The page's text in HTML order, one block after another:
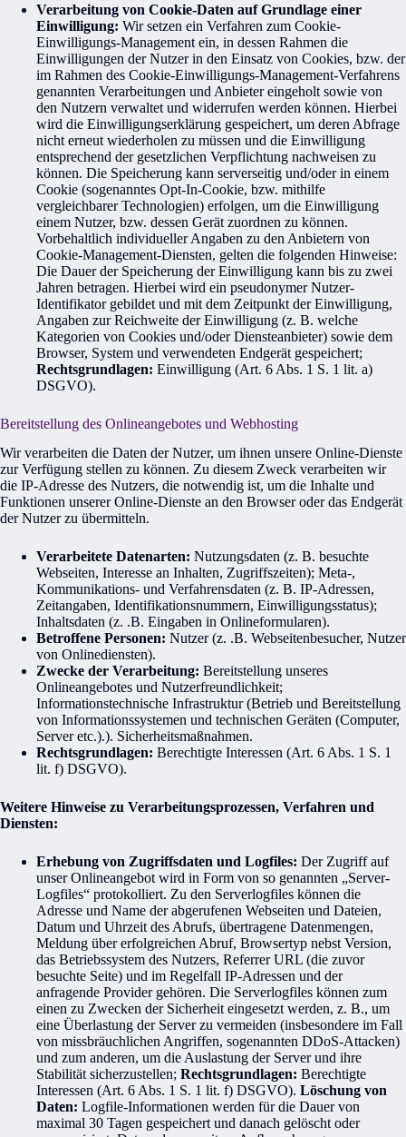
Verarbeitung von Cookie-Daten auf Grundlage einer
Einwilligung: Wir setzen ein Verfahren zum Cookie-
Einwilligungs-Management ein, in dessen Rahmen die
Einwilligungen der Nutzer in den Einsatz von Cookies, bzw. der
im Rahmen des Cookie-Einwilligungs-Management-Verfahrens
genannten Verarbeitungen und Anbieter eingeholt sowie von
den Nutzern verwaltet und widerrufen werden können. Hierbei
wird die Einwilligungserklärung gespeichert, um deren Abfrage
nicht erneut wiederholen zu müssen und die Einwilligung
entsprechend der gesetzlichen Verpflichtung nachweisen zu
können. Die Speicherung kann serverseitig und/oder in einem
Cookie (sogenanntes Opt-In-Cookie, bzw. mithilfe
vergleichbarer Technologien) erfolgen, um die Einwilligung
einem Nutzer, bzw. dessen Gerät zuordnen zu können.
Vorbehaltlich individueller Angaben zu den Anbietern von
Cookie-Management-Diensten, gelten die folgenden Hinweise:
Die Dauer der Speicherung der Einwilligung kann bis zu zwei
Jahren betragen. Hierbei wird ein pseudonymer Nutzer-
Identifikator gebildet und mit dem Zeitpunkt der Einwilligung,
Angaben zur Reichweite der Einwilligung (z. B. welche
Kategorien von Cookies und/oder Diensteanbieter) sowie dem
Browser, System und verwendeten Endgerät gespeichert;
Rechtsgrundlagen: Einwilligung (Art. 6 Abs. 1 S. 1 lit. a)
DSGVO).
Bereitstellung des Onlineangebotes und Webhosting
Wir verarbeiten die Daten der Nutzer, um ihnen unsere Online-Dienste
zur Verfügung stellen zu können. Zu diesem Zweck verarbeiten wir
die IP-Adresse des Nutzers, die notwendig ist, um die Inhalte und
Funktionen unserer Online-Dienste an den Browser oder das Endgerät
der Nutzer zu übermitteln.
Verarbeitete Datenarten: Nutzungsdaten (z. B. besuchte
Webseiten, Interesse an Inhalten, Zugriffszeiten); Meta-,
Kommunikations- und Verfahrensdaten (z. B. IP-Adressen,
Zeitangaben, Identifikationsnummern, Einwilligungsstatus);
Inhaltsdaten (z. .B. Eingaben in Onlineformularen).
Betroffene Personen: Nutzer (z. .B. Webseitenbesucher, Nutzer
von Onlinediensten).
Zwecke der Verarbeitung: Bereitstellung unseres
Onlineangebotes und Nutzerfreundlichkeit;
Informationstechnische Infrastruktur (Betrieb und Bereitstellung
von Informationssystemen und technischen Geräten (Computer,
Server etc.).). Sicherheitsmaßnahmen.
Rechtsgrundlagen: Berechtigte Interessen (Art. 6 Abs. 1 S. 1
lit. f) DSGVO).
Weitere Hinweise zu Verarbeitungsprozessen, Verfahren und
Diensten:
Erhebung von Zugriffsdaten und Logfiles: Der Zugriff auf
unser Onlineangebot wird in Form von so genannten „Server-
Logfiles“ protokolliert. Zu den Serverlogfiles können die
Adresse und Name der abgerufenen Webseiten und Dateien,
Datum und Uhrzeit des Abrufs, übertragene Datenmengen,
Meldung über erfolgreichen Abruf, Browsertyp nebst Version,
das Betriebssystem des Nutzers, Referrer URL (die zuvor
besuchte Seite) und im Regelfall IP-Adressen und der
anfragende Provider gehören. Die Serverlogfiles können zum
einen zu Zwecken der Sicherheit eingesetzt werden, z. B., um
eine Überlastung der Server zu vermeiden (insbesondere im Fall
von missbräuchlichen Angriffen, sogenannten DDoS-Attacken)
und zum anderen, um die Auslastung der Server und ihre
Stabilität sicherzustellen; Rechtsgrundlagen: Berechtigte
Interessen (Art. 6 Abs. 1 S. 1 lit. f) DSGVO). Löschung von
Daten: Logfile-Informationen werden für die Dauer von
maximal 30 Tagen gespeichert und danach gelöscht oder